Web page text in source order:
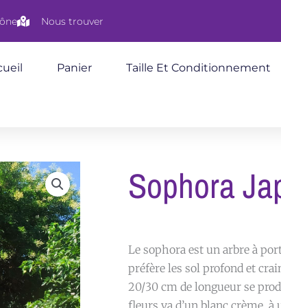
Nous trouver
Panier Taille Et Conditionnement
Sophora
Le sophora est un arbre à
préfère les sol profond et
20/30 cm de longueur se
fleurs va d’un blanc crème à